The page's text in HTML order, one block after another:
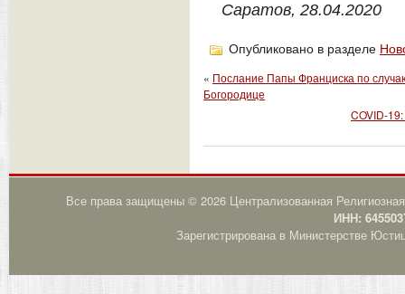
Саратов, 28.04.2020
Опубликовано в разделе
« Послание Папы Франциска по
Богородице
COVID-
Все права защищены © 2026 Централизованная
ИНН:
Зарегистрирована в Министерстве